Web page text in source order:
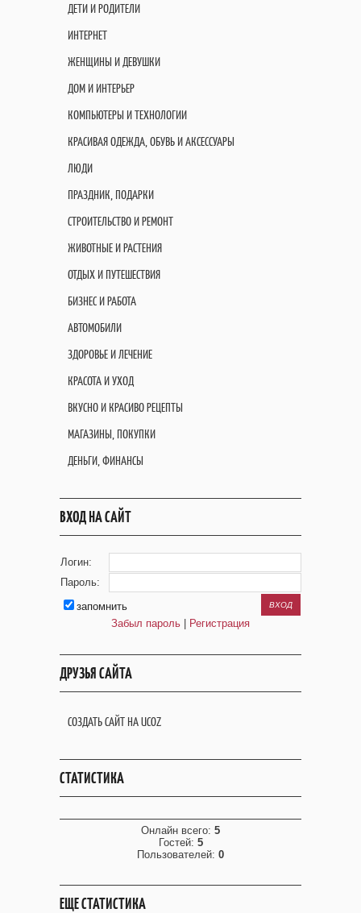
ДЕТИ И РОДИТЕЛИ
ИНТЕРНЕТ
ЖЕНЩИНЫ И ДЕВУШКИ
ДОМ И ИНТЕРЬЕР
КОМПЬЮТЕРЫ И ТЕХНОЛОГИИ
КРАСИВАЯ ОДЕЖДА, ОБУВЬ И АКСЕССУАРЫ
ЛЮДИ
ПРАЗДНИК, ПОДАРКИ
СТРОИТЕЛЬСТВО И РЕМОНТ
ЖИВОТНЫЕ И РАСТЕНИЯ
ОТДЫХ И ПУТЕШЕСТВИЯ
БИЗНЕС И РАБОТА
АВТОМОБИЛИ
ЗДОРОВЬЕ И ЛЕЧЕНИЕ
КРАСОТА И УХОД
ВКУСНО И КРАСИВО РЕЦЕПТЫ
МАГАЗИНЫ, ПОКУПКИ
ДЕНЬГИ, ФИНАНСЫ
ВХОД НА САЙТ
Логин:
Пароль:
запомнить
Забыл пароль
Регистрация
ДРУЗЬЯ САЙТА
СОЗДАТЬ САЙТ НА UCOZ
СТАТИСТИКА
Онлайн всего: 5
Гостей: 5
Пользователей: 0
ЕЩЕ СТАТИСТИКА